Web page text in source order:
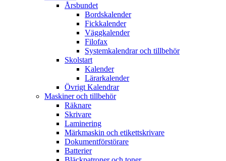
Årsbundet
Bordskalender
Fickkalender
Väggkalender
Filofax
Systemkalendrar och tillbehör
Skolstart
Kalender
Lärarkalender
Övrigt Kalendrar
Maskiner och tillbehör
Räknare
Skrivare
Laminering
Märkmaskin och etikettskrivare
Dokumentförstörare
Batterier